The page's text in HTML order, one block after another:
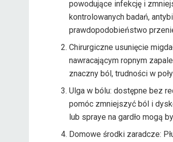
powodujące infekcję i
kontrolowanych badań,
prawdopodobieństwo
Chirurgiczne usunięcie
nawracającym ropnym
znaczny ból, trudności w
Ulga w bólu: dostępne bez
pomóc zmniejszyć ból i
lub spraye na gardło mogą
Domowe środki zaradcze: